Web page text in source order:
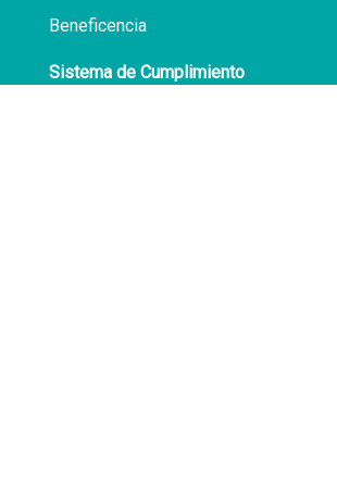
Beneficencia
Sistema de Cumplimiento